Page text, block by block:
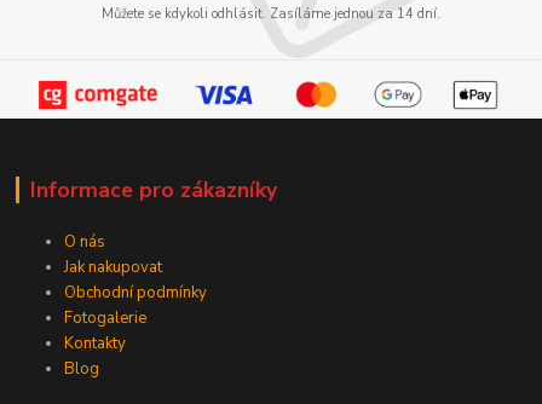
Můžete se kdykoli odhlásit. Zasíláme jednou za 14 dní.
Informace pro zákazníky
O nás
Jak nakupovat
Obchodní podmínky
Fotogalerie
Kontakty
Blog